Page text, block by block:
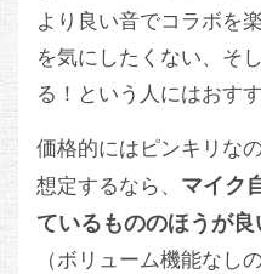
より良い音でコラボを
を気にしたくない、そ
る！という人にはおす
価格的にはピンキリな
想定するなら、 マイク
ているもののほうが良
（ボリューム機能なし